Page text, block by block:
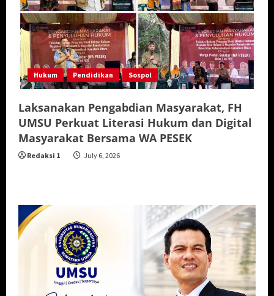
Hukum Pendidikan Sospol
Laksanakan Pengabdian Masyarakat, FH
UMSU Perkuat Literasi Hukum dan Digital
Masyarakat Bersama WA PESEK
Redaksi 1 July 6, 2026